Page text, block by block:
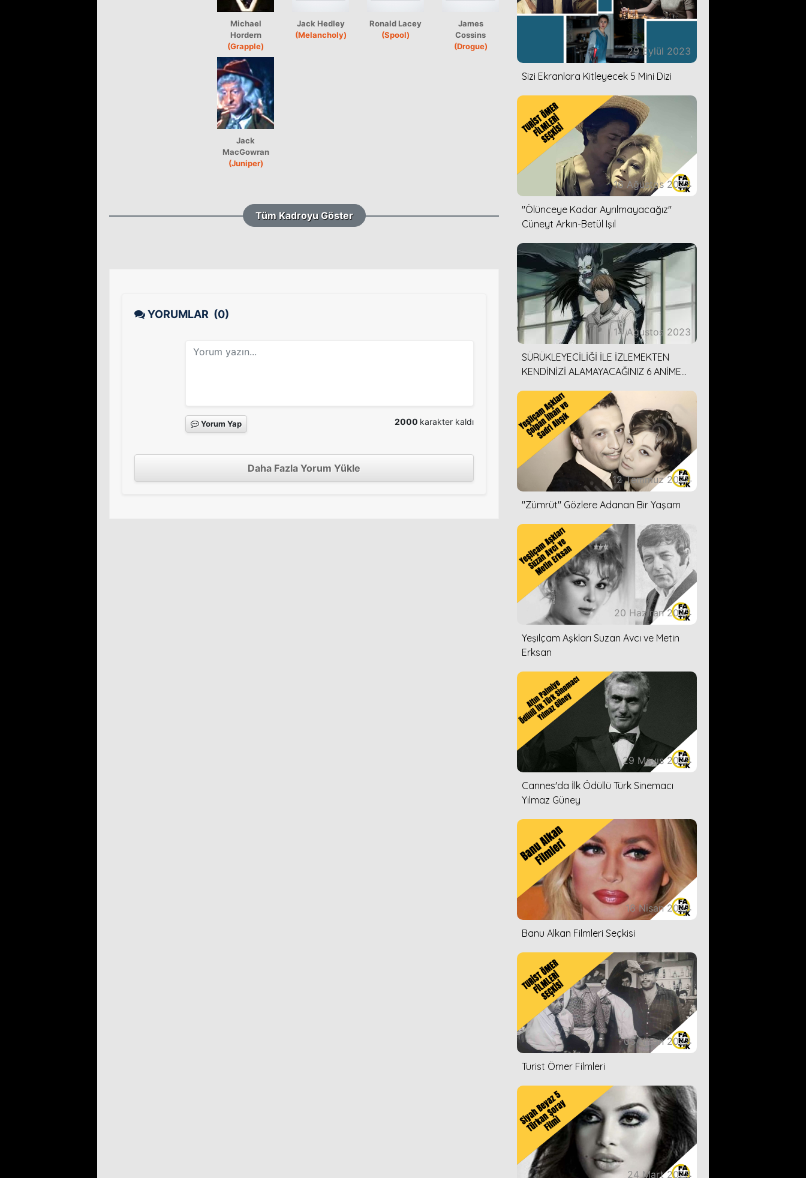
Michael
Hordern
(Grapple)
Jack Hedley
(Melancholy)
Ronald Lacey
(Spool)
James
Cossins
(Drogue)
Jack
MacGowran
(Juniper)
Tüm Kadroyu Göster
YORUMLAR (0)
Yorum Yap 2000 karakter kaldı
Daha Fazla Yorum Yükle
29 Eylül 2023
Sizi Ekranlara Kitleyecek 5 Mini Dizi
16 Ağustos 2023
''Ölünceye Kadar Ayrılmayacağız''
Cüneyt Arkın-Betül Işıl
14 Ağustos 2023
SÜRÜKLEYECİLİĞİ İLE İZLEMEKTEN
KENDİNİZİ ALAMAYACAĞINIZ 6 ANİME
12 Temmuz 2023
''Zümrüt'' Gözlere Adanan Bir Yaşam
20 Haziran 2023
Yeşilçam Aşkları Suzan Avcı ve Metin
Erksan
29 Mayıs 2023
Cannes'da İlk Ödüllü Türk Sinemacı
Yılmaz Güney
18 Nisan 2023
Banu Alkan Filmleri Seçkisi
05 Nisan 2023
Turist Ömer Filmleri
24 Mart 2023